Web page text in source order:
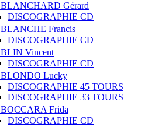
BLANCHARD Gérard
DISCOGRAPHIE CD
BLANCHE Francis
DISCOGRAPHIE CD
BLIN Vincent
DISCOGRAPHIE CD
BLONDO Lucky
DISCOGRAPHIE 45 TOURS
DISCOGRAPHIE 33 TOURS
BOCCARA Frida
DISCOGRAPHIE CD